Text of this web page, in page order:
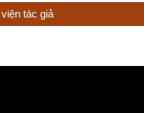
tác giả